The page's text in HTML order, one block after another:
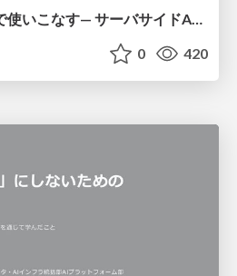
Claude Codeを組織で使いこなす— サーバサイドAIエージェント運用の実践知
0 420